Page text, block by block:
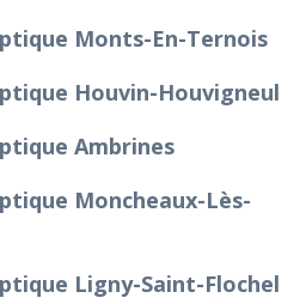
Monts-En-Ternois
Houvin-Houvigneul
Ambrines
Moncheaux-Lès-
Ligny-Saint-Flochel